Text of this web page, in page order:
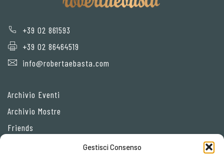
Gestisci Consenso
+39 02 861593
+39 02 86464519
info@robertaebasta.com
Archivio Eventi
Archivio Mostre
Friends